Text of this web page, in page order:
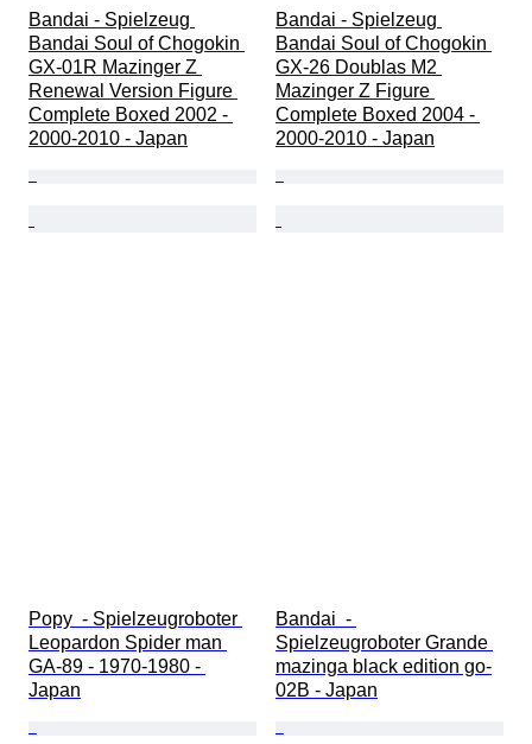
Bandai - Spielzeug
Bandai Soul of Chogokin
GX-01R Mazinger Z
Renewal Version Figure
Complete Boxed 2002 -
2000-2010 - Japan
Bandai - Spielzeug
Bandai Soul of Chogokin
GX-26 Doublas M2
Mazinger Z Figure
Complete Boxed 2004 -
2000-2010 - Japan
Popy  - Spielzeugroboter
Leopardon Spider man
GA-89 - 1970-1980 -
Japan
Bandai  -
Spielzeugroboter Grande
mazinga black edition go-
02B - Japan